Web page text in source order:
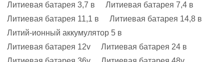
Литиевая батарея 3,7 в
Литиевая батарея 7,4 в
Литиевая батарея 11,1 в
Литиевая батарея 14,8 в
Литий-ионный аккумулятор 5 в
Литиевая батарея 12v
Литиевая батарея 24 в